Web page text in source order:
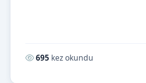
Okunma sayısı:
695 kez okundu